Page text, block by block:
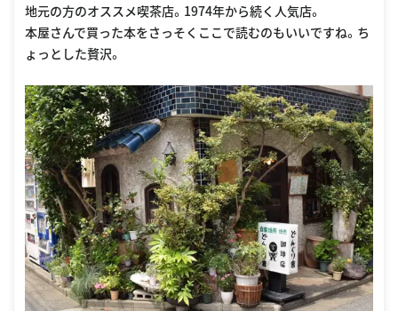
地元の方のオススメ喫茶店。1974年から続く人気店。
本屋さんで買った本をさっそくここで読むのもいいですね。ち
ょっとした贅沢。